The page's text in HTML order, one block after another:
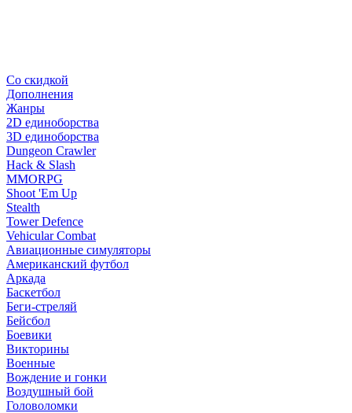
Со скидкой
Дополнения
Жанры
2D единоборства
3D единоборства
Dungeon Crawler
Hack & Slash
MMORPG
Shoot 'Em Up
Stealth
Tower Defence
Vehicular Combat
Авиационные симуляторы
Американский футбол
Аркада
Баскетбол
Беги-стреляй
Бейсбол
Боевики
Викторины
Военные
Вождение и гонки
Воздушный бой
Головоломки